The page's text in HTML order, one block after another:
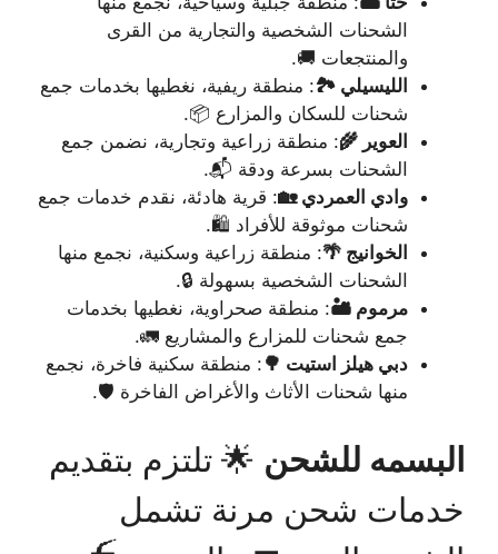
الشحنات الشخصية والتجارية من القرى
والمنتجعات 🚚.
الليسيلي 🏞️: منطقة ريفية، نغطيها بخدمات جمع
شحنات للسكان والمزارع 📦.
العوير 🌾: منطقة زراعية وتجارية، نضمن جمع
الشحنات بسرعة ودقة 📬.
وادي العمردي 🏡: قرية هادئة، نقدم خدمات جمع
شحنات موثوقة للأفراد 🛍️.
الخوانيج 🌴: منطقة زراعية وسكنية، نجمع منها
الشحنات الشخصية بسهولة 🔒.
مرموم 🏜️: منطقة صحراوية، نغطيها بخدمات
جمع شحنات للمزارع والمشاريع 🚛.
دبي هيلز استيت 🌳 : منطقة سكنية فاخرة، نجمع
منها شحنات الأثاث والأغراض الفاخرة 🛡️.
البسمه للشحن 🌟 تلتزم بتقديم
خدمات شحن مرنة تشمل